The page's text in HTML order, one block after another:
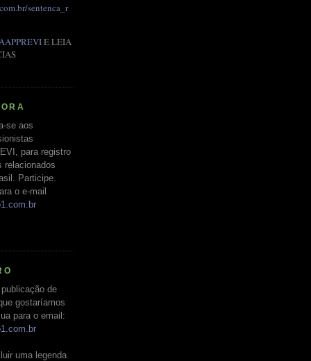
sentenca_r
AAPPREVIE LEIA
se aos
para registro
relacionados
Participe.
o e-mail
de
gostaríamos
para o email:
uma legenda